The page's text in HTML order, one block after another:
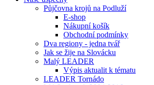
Půjčovna krojů na Podluží
E-shop
Nákupní košík
Obchodní podmínky
Dva regiony - jedna tvář
Jak se žije na Slovácku
Malý LEADER
Výpis aktualit k tématu
LEADER Tornádo